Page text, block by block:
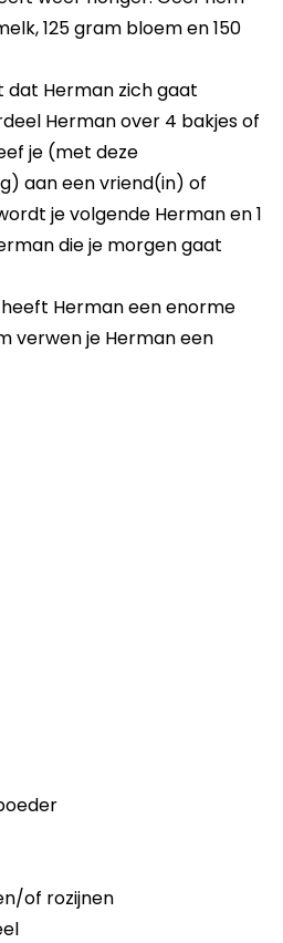
125 gram bloem en 150
dat Herman zich gaat
Herman over 4 bakjes of
je (met deze
aan een vriend(in) of
je volgende Herman en 1
die je morgen gaat
Herman een enorme
verwen je Herman een
of rozijnen